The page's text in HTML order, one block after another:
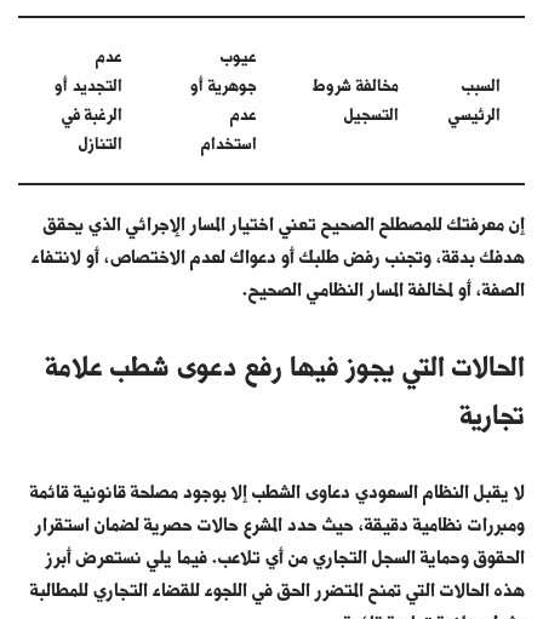
السبب
الرئيسي
مخالفة شروط
التسجيل
عيوب
جوهرية أو
عدم
استخدام
عدم
التجديد أو
الرغبة في
التنازل
إن معرفتك للمصطلح الصحيح تعني اختيار المسار الإجرائي الذي يحقق
هدفك بدقة، وتجنب رفض طلبك أو دعواك لعدم الاختصاص، أو لانتفاء
الصفة، أو لمخالفة المسار النظامي الصحيح.
الحالات التي يجوز فيها رفع دعوى شطب علامة
تجارية
لا يقبل النظام السعودي دعاوى الشطب إلا بوجود مصلحة قانونية قائمة
ومبررات نظامية دقيقة، حيث حدد المشرع حالات حصرية لضمان استقرار
الحقوق وحماية السجل التجاري من أي تلاعب. فيما يلي نستعرض أبرز
هذه الحالات التي تمنح المتضرر الحق في اللجوء للقضاء التجاري للمطالبة